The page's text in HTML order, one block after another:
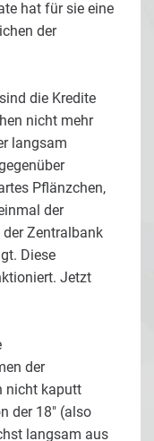
hat für sie eine
der
die Kredite
nicht mehr
langsam
Pflänzchen,
der
Zentralbank
Diese
Jetzt
der
nicht kaputt
der 18" (also
langsam aus